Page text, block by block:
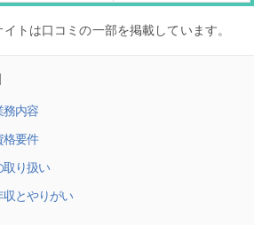
トは口コミの一部を掲載しています。
務内容
格要件
取り扱い
収とやりがい